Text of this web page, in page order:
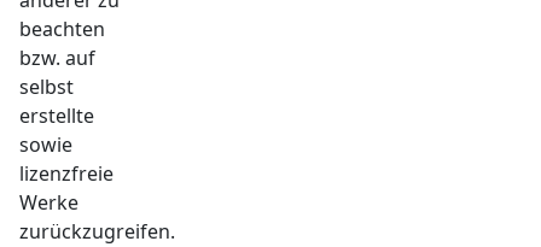
beachten
bzw. auf
selbst
erstellte
sowie
lizenzfreie
Werke
zurückzugreifen.